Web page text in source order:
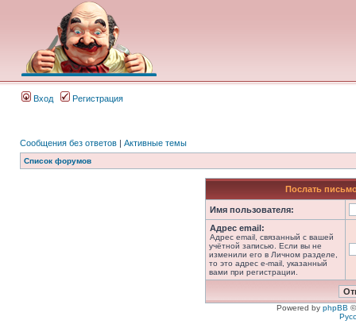
Вход Регистрация
Сообщения без ответов | Активные темы
Список форумов
Послать
Имя пользователя:
Адрес email:
Адрес email, связанный с вашей
учётной записью. Если вы не
изменили его в Личном разделе,
то это адрес e-mail, указанный
вами при регистрации.
Powered by phpBB